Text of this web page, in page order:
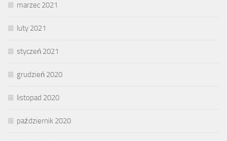
marzec 2021
luty 2021
styczeń 2021
grudzień 2020
listopad 2020
październik 2020